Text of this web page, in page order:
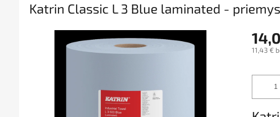
Katrin Classic L 3 Blue laminated -
11,43 €
cena: